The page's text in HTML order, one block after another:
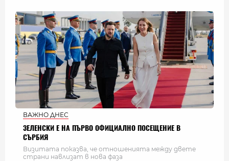
ВАЖНО ДНЕС
ЗЕЛЕНСКИ Е НА ПЪРВО ОФИЦИАЛНО ПОСЕЩЕНИЕ В
СЪРБИЯ
Визитата показва, че отношенията между двете
страни навлизат в нова фаза